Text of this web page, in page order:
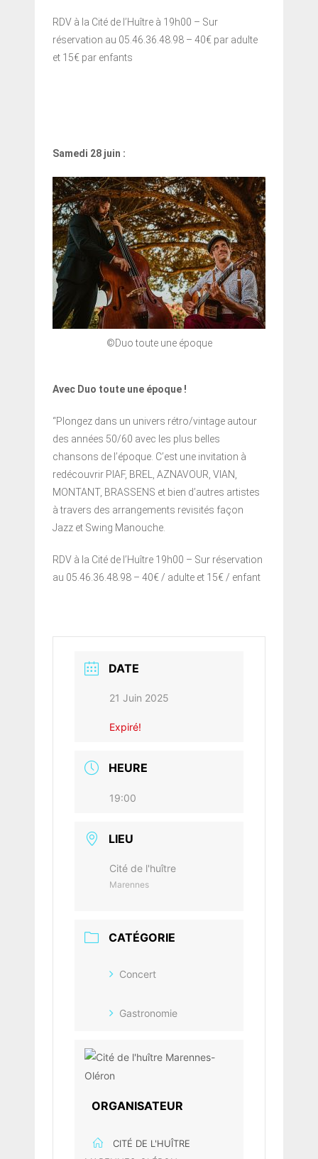
RDV à la Cité de l’Huître à 19h00 – Sur
réservation au 05.46.36.48.98 – 40€ par adulte
et 15€ par enfants
Samedi 28 juin :
©Duo toute une époque
Avec Duo toute une époque !
“Plongez dans un univers rétro/vintage autour
des années 50/60 avec les plus belles
chansons de l’époque. C’est une invitation à
redécouvrir PIAF, BREL, AZNAVOUR, VIAN,
MONTANT, BRASSENS et bien d’autres artistes
à travers des arrangements revisités façon
Jazz et Swing Manouche.
RDV à la Cité de l’Huître 19h00 – Sur réservation
au 05.46.36.48.98 – 40€ / adulte et 15€ / enfant
DATE
21 Juin 2025
Expiré!
HEURE
19:00
LIEU
Cité de l'huître
Marennes
CATÉGORIE
Concert
Gastronomie
ORGANISATEUR
CITÉ DE L'HUÎTRE